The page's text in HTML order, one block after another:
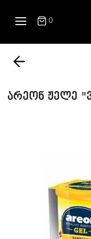
0
არეონ ჟელე